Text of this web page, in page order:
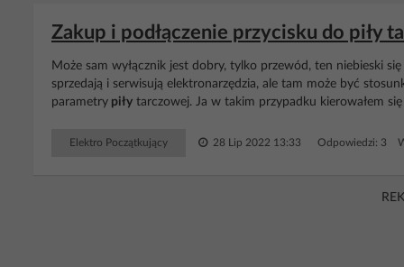
Zakup i podłączenie przycisku do piły
Może sam wyłącznik jest dobry, tylko przewód, ten niebieski
sprzedają i serwisują elektronarzędzia, ale tam może być
parametry piły tarczowej. Ja w takim przypadku kierowałem
Elektro Początkujący 28 Lip 2022 13:33 Odpowiedzi: 3